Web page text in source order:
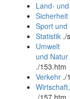
und
Land-
Sport und
Statistik ./
Umwelt
und Natur
./153.htm
Verkehr ./
./157.htm